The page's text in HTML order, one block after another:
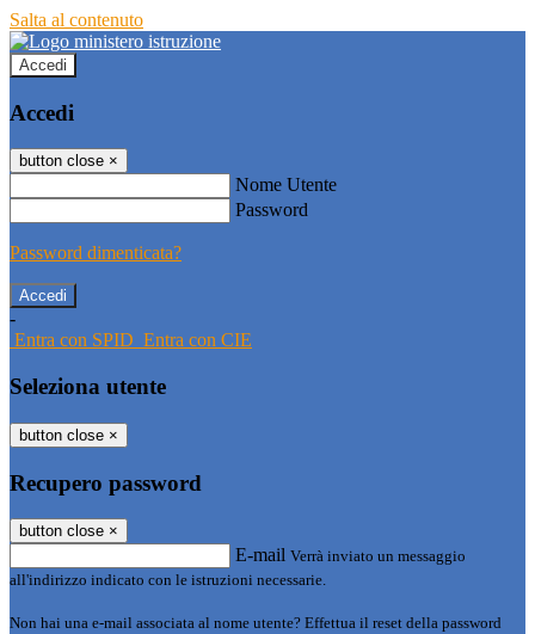
Salta al contenuto
Accedi
Accedi
button close ×
Nome Utente
Password
Password dimenticata?
-
Entra con SPID Entra con CIE
Seleziona utente
button close ×
Recupero password
button close ×
E-mail Verrà inviato un messaggio
all'indirizzo indicato con le istruzioni necessarie.
Non hai una e-mail associata al nome utente? Effettua il reset della password